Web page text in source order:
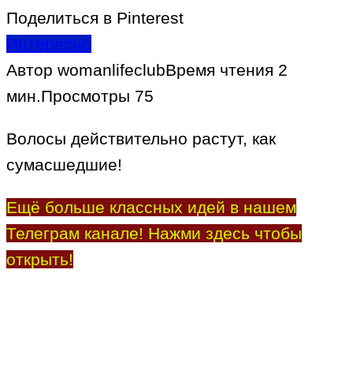
Поделиться в Pinterest
Интересно
Автор womanlifeclubВремя чтения 2
мин.Просмотры 75
Волосы действительно растут, как
сумасшедшие!
Ещё больше классных идей в нашем
Телеграм канале! Нажми здесь чтобы
открыть!